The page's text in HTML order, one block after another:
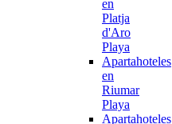
en
Platja
d'Aro
Playa
Apartahoteles
en
Riumar
Playa
Apartahoteles